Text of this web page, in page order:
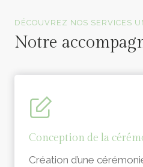
DÉCOUVREZ NOS SERVICES
Notre
Conception de la
Création d’une